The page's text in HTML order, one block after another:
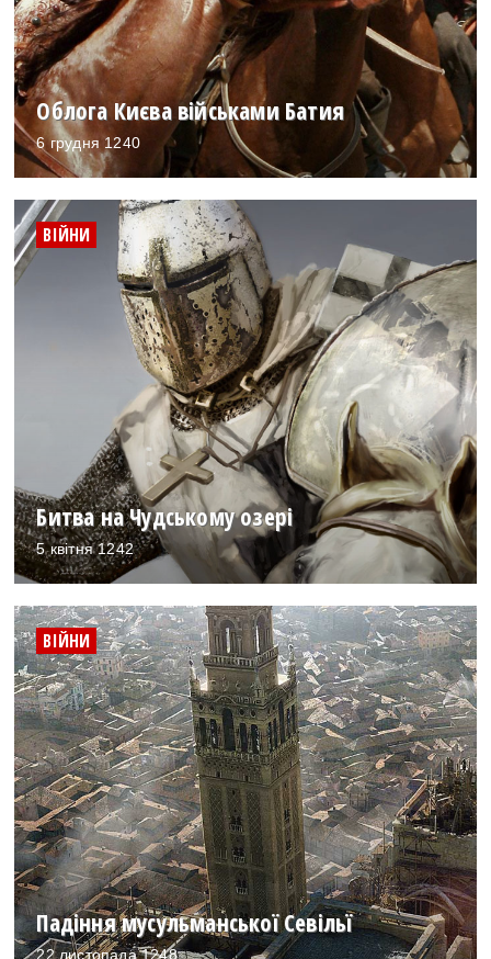
Облога Києва військами Батия
6 грудня 1240
ВІЙНИ
Битва на Чудському озері
5 квітня 1242
ВІЙНИ
Падіння мусульманської Севільї
22 листопада 1248